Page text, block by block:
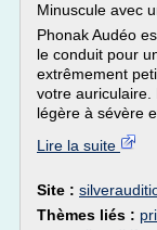
Minuscule avec
Phonak Audéo
le conduit pour
extrêmement
votre auriculaire.
légère à sévère
Lire la suite
Site :
Thèmes liés :